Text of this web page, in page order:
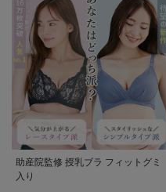
助産院監修 授乳ブラ フィットグミ
入り